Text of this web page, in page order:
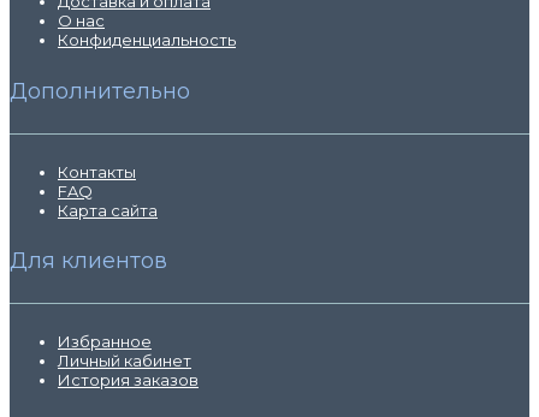
О нас
Конфиденциальность
Дополнительно
Контакты
FAQ
Карта сайта
Для клиентов
Избранное
Личный кабинет
История заказов